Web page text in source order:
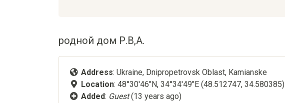
родной дом Р.В,А.
Address: Ukraine, Dnipropetrovsk Oblast, Kamianske
Location: 48°30'46"N, 34°34'49"E (48.512747, 34.580385)
Added: Guest(13 years ago)